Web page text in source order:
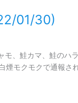
01/30)
モ、鮭カマ、鮭のハ
煙モクモクで通報さ